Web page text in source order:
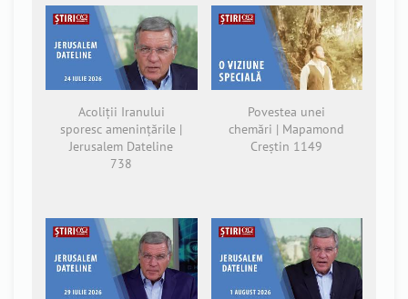
Acoliții Iranului
sporesc amenințările |
Jerusalem Dateline
738
Povestea unei
chemări | Mapamond
Creștin 1149